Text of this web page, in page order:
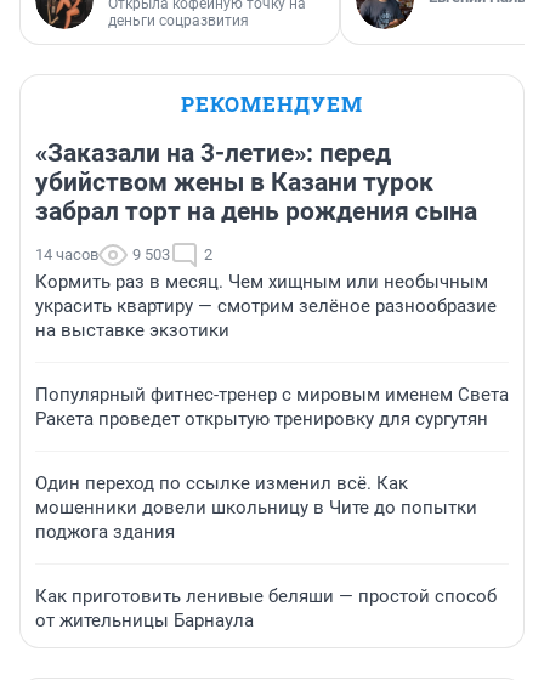
деньги соцразвития
РЕКОМЕНДУЕМ
«Заказали на 3-летие»: перед
убийством жены в Казани турок
забрал торт на день рождения сына
14 часов 9 503 2
Кормить раз в месяц. Чем хищным или необычным
украсить квартиру — смотрим зелёное разнообразие
на выставке экзотики
Популярный фитнес-тренер с мировым именем Света
Ракета проведет открытую тренировку для сургутян
Один переход по ссылке изменил всё. Как
мошенники довели школьницу в Чите до попытки
поджога здания
Как приготовить ленивые беляши — простой способ
от жительницы Барнаула